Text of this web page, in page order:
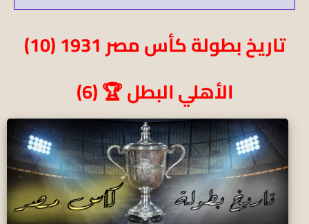
تاريخ بطولة كأس مصر 1931 (10)
الأهلي البطل 🏆 (6)